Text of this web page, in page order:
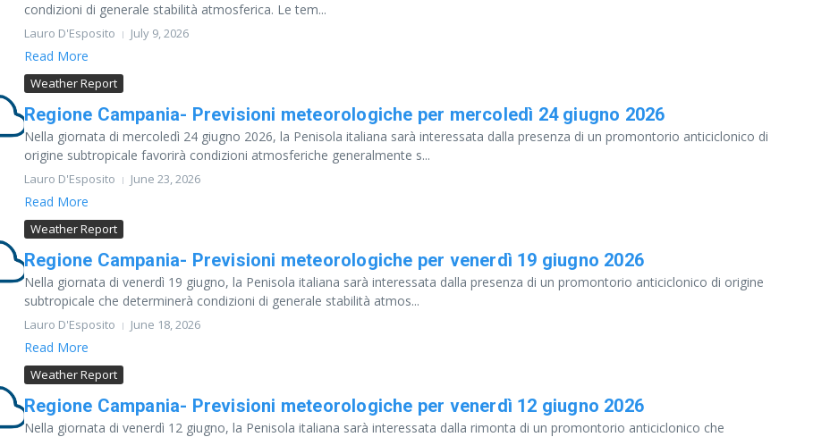
condizioni di generale stabilità atmosferica. Le tem...
Lauro D'Esposito July 9, 2026
Read More
Weather Report
Regione Campania- Previsioni meteorologiche per mercoledì 24 giugno 2026
Nella giornata di mercoledì 24 giugno 2026, la Penisola italiana sarà interessata dalla presenza di un promontorio anticiclonico di
origine subtropicale favorirà condizioni atmosferiche generalmente s...
Lauro D'Esposito June 23, 2026
Read More
Weather Report
Regione Campania- Previsioni meteorologiche per venerdì 19 giugno 2026
Nella giornata di venerdì 19 giugno, la Penisola italiana sarà interessata dalla presenza di un promontorio anticiclonico di origine
subtropicale che determinerà condizioni di generale stabilità atmos...
Lauro D'Esposito June 18, 2026
Read More
Weather Report
Regione Campania- Previsioni meteorologiche per venerdì 12 giugno 2026
Nella giornata di venerdì 12 giugno, la Penisola italiana sarà interessata dalla rimonta di un promontorio anticiclonico che